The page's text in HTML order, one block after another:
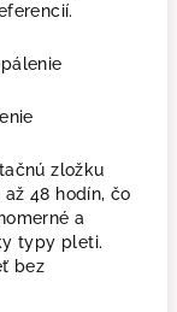
zložku
48 hodín, čo
a
typy pleti.
bez